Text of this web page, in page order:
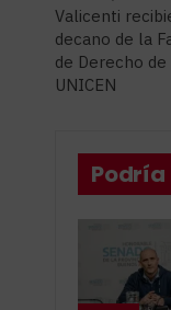
Valicenti
decano de la
de Derecho de
UNICEN